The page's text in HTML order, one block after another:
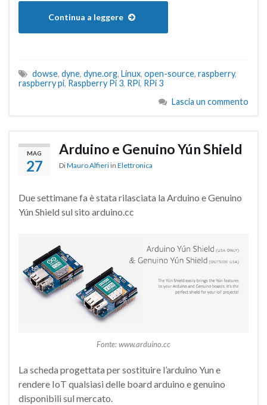
Continua a leggere
dowse, dyne, dyne.org, Linux, open-source, raspberry,
raspberry pi, Raspberry Pi 3, RPi, RPi 3
Lascia un commento
MAG
27
Arduino e Genuino Yún Shield
DiMauro Alfieri in Elettronica
Due settimane fa è stata rilasciata la Arduino e Genuino
Yún Shield sul sito arduino.cc
Fonte: www.arduino.cc
La scheda progettata per sostituire l’arduino Yun e
rendere IoT qualsiasi delle board arduino e genuino
disponibili sul mercato.